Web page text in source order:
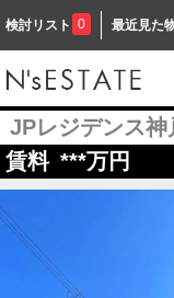
検討リスト 0 最近見た
JPレジデンス
賃料 ***万円